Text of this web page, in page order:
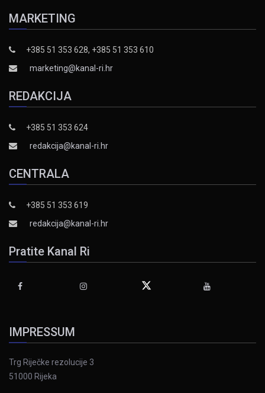
MARKETING
+385 51 353 628, +385 51 353 610
marketing@kanal-ri.hr
REDAKCIJA
+385 51 353 624
redakcija@kanal-ri.hr
CENTRALA
+385 51 353 619
redakcija@kanal-ri.hr
Pratite Kanal Ri
IMPRESSUM
Trg Riječke rezolucije 3
51000 Rijeka